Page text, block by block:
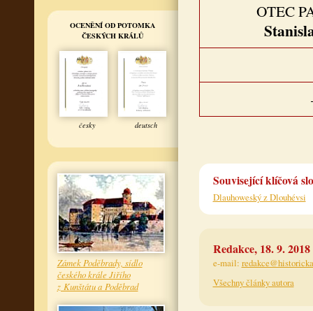
OCENĚNÍ OD POTOMKA
ČESKÝCH KRÁLŮ
česky deutsch
Zámek Poděbrady, sídlo
českého krále Jiřího
z Kunštátu a Poděbrad
OTEC
Související klíčová
Dlauhoweský z Dlouhévsi
Redakce, 18. 9. 2018
e-mail:
Všechny články autora